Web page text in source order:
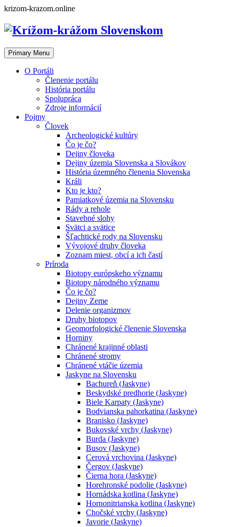
Skip
content
krizom-krazom.online
Primary Menu
O Portáli
Členenie portálu
História portálu
Spolupráca
Zdroje informácií
Pojmy
Človek
Archeologické kultúry
Čo je čo?
Dejiny človeka
Dejiny územia Slovenska a Slovákov
História územného členenia Slovenska
Králi
Kto je kto?
Pamiatkové územia na Slovensku
Rády a rehole
Stavebné slohy
Svätci a svätice
Šľachtické rody na Slovensku
Vývojové druhy človeka
Zoznam miest, obcí a ich častí
Príroda
Biotopy európskeho významu
Biotopy národného významu
Čo je čo?
Dejiny Zeme
Delenie organizmov
Druhy biotopov
Geomorfologické členenie Slovenska
Horniny
Chránené krajinné oblasti
Chránené stromy
Chránené vtáčie územia
Jaskyne na Slovensku
Bachureň (Jaskyne)
Beskydské predhorie (Jaskyne)
Biele Karpaty (Jaskyne)
Bodvianska pahorkatina (Jaskyne)
Branisko (Jaskyne)
Bukovské vrchy (Jaskyne)
Burda (Jaskyne)
Busov (Jaskyne)
Cerová vrchovina (Jaskyne)
Čergov (Jaskyne)
Čierna hora (Jaskyne)
Horehronské podolie (Jaskyne)
Hornádska kotlina (Jaskyne)
Hornonitrianska kotlina (Jaskyne)
Chočské vrchy (Jaskyne)
Javorie (Jaskyne)